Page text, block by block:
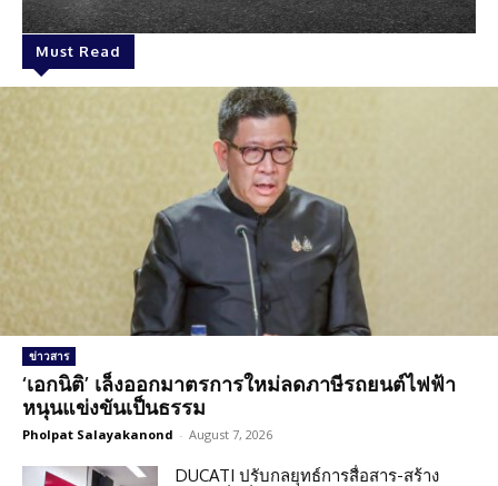
Must Read
ข่าวสาร
‘เอกนิติ’ เล็งออกมาตรการใหม่ลดภาษีรถยนต์ไฟฟ้า
หนุนแข่งขันเป็นธรรม
Pholpat Salayakanond - August 7, 2026
DUCATI ปรับกลยุทธ์การสื่อสาร-สร้าง